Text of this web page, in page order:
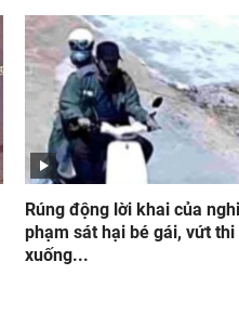
Rúng động lời khai của nghi
phạm sát hại bé gái, vứt thi
xuống...